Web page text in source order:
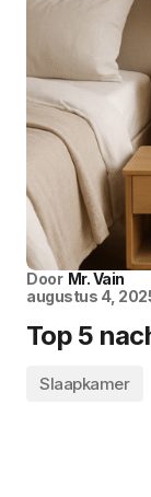
Door Mr. Vain
augustus 4,
Top 5
Slaapkamer